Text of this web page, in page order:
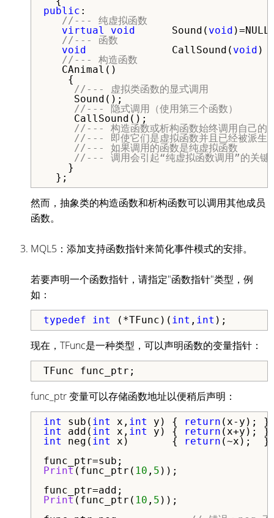
public :
//--- 纯虚拟函数
virtual
void Sound( void
//--- 函数
void CallSound( void )
//--- 构造函数
CAnimal()
{
//--- 虚拟类函数的显式调用
Sound();
//--- 隐式调用（使用第三个函数）
CallSound();
//--- 构造函数或析构函数始终调用自己的
//--- 即使它们是虚拟函数并且已经被派生
//--- 如果调用的函数是纯虚拟函数
//--- 调用会引起“纯虚拟函数调用”的关键
}
};
然而，抽象类的构造函数和析构函数可以调用其他成员
函数。
MQL5：添加支持函数指针来简化事件模式的安排。
若要声明一个函数指针，请指定"函数指针"类型，例
如：
typedef int (*TFunc)( int , int );
现在，TFunc是一种类型，可以声明函数的变量指针：
TFunc func_ptr;
func_ptr 变量可以存储函数地址以便稍后声明：
int sub( int x, int y) { return
int
add( int x, int y) { return
int
neg( int x)       { return (~x);  }
Print(func_ptr( 10 , 5 ));
Print(func_ptr( 10 , 5 ));